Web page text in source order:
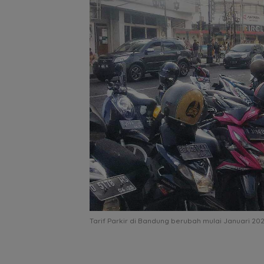
Tarif Parkir di Bandung berubah mulai Januari